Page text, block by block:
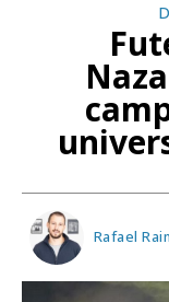
Rafael